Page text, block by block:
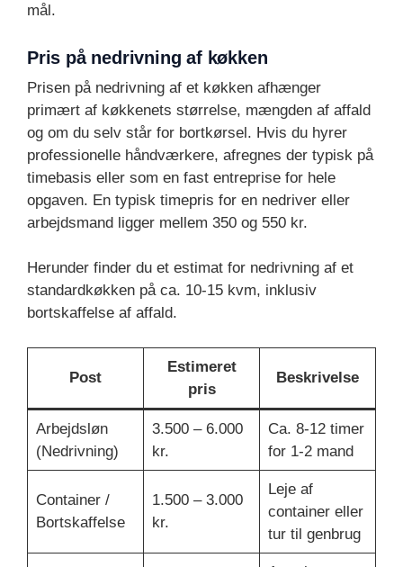
mål.
Pris på nedrivning af køkken
Prisen på nedrivning af et køkken afhænger
primært af køkkenets størrelse, mængden af affald
og om du selv står for bortkørsel. Hvis du hyrer
professionelle håndværkere, afregnes der typisk på
timebasis eller som en fast entreprise for hele
opgaven. En typisk timepris for en nedriver eller
arbejdsmand ligger mellem 350 og 550 kr.
Herunder finder du et estimat for nedrivning af et
standardkøkken på ca. 10-15 kvm, inklusiv
bortskaffelse af affald.
Post
Estimeret
pris
Beskrivelse
Arbejdsløn
(Nedrivning)
3.500 – 6.000
kr.
Ca. 8-12 timer
for 1-2 mand
Container /
Bortskaffelse
1.500 – 3.000
kr.
Leje af
container eller
tur til genbrug